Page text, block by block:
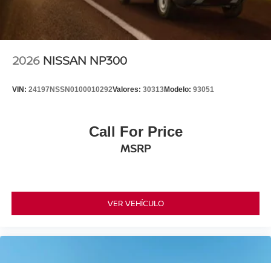
2026 NISSAN NP300
VIN: 24197NSSN0100010292Valores: 30313Modelo: 93051
Call For Price
MSRP
VER VEHÍCULO